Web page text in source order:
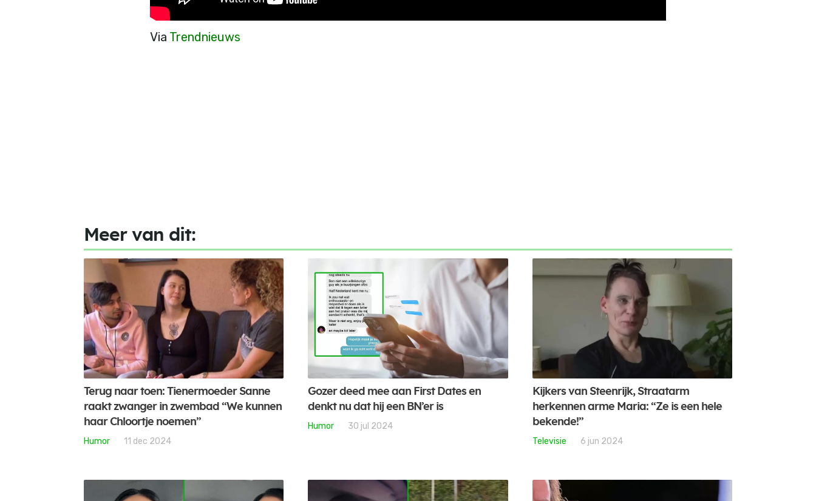
Via Trendnieuws
Meer van dit:
Terug naar toen: Tienermoeder Sanne
raakt zwanger in zwembad “We kunnen
haar Chloortje noemen”
Humor 11 dec 2024
Gozer deed mee aan First Dates en
denkt nu dat hij een BN’er is
Humor 30 jul 2024
Kijkers van Steenrijk, Straatarm
herkennen arme Maria: “Ze is een hele
bekende!”
Televisie 6 jun 2024